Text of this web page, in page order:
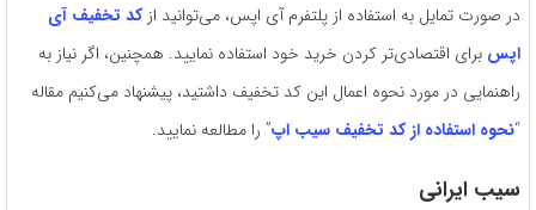
در صورت تمایل به استفاده از پلتفرم آی اپس، می‌توانید ازکد تخفیف آی
اپس برای اقتصادی‌تر کردن خرید خود استفاده نمایید. همچنین، اگر نیاز به
راهنمایی در مورد نحوه اعمال این کد تخفیف داشتید، پیشنهاد می‌کنیم مقاله
“نحوه استفاده از کد تخفیف سیب اپ” را مطالعه نمایید.
سیب ایرانی